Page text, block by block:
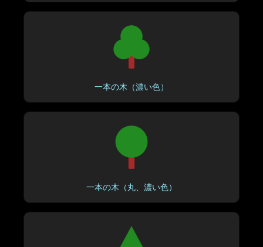
一本の木（濃い色）
一本の木（丸、濃い色）